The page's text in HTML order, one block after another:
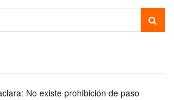
No existe prohibición de paso